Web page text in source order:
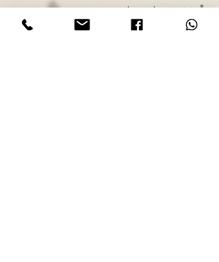
*במקרה של ביטול הרשמה עד התאריך
8.12.20, המקדמה תוחזר בניכוי 50 ש"ח דמי